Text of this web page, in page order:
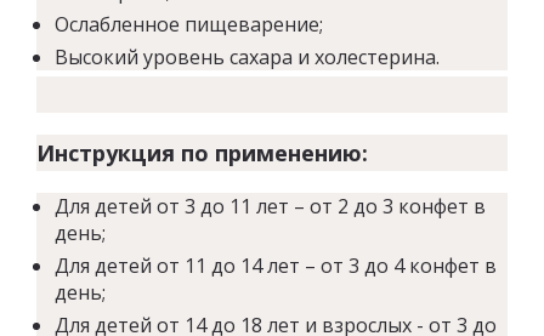
Ослабленное пищеварение;
Высокий уровень сахара и холестерина.
Инструкция по применению:
​Для детей от 3 до 11 лет – от 2 до 3 конфет в
день;
Для детей от 11 до 14 лет – от 3 до 4 конфет в
день;
Для детей от 14 до 18 лет и взрослых - от 3 до